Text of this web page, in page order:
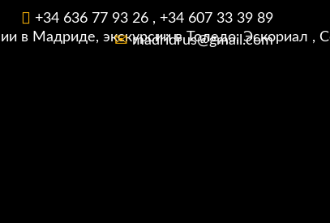
+34 636 77 93 26 , +34 607 33 39 89
madridrus@gmail.com